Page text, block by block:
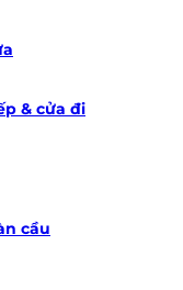
& cửa đi
cầu